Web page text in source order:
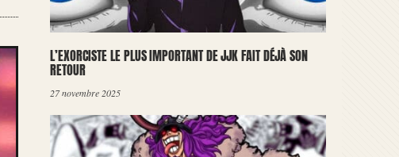
L’EXORCISTE LE PLUS IMPORTANT DE JJK FAIT DÉJÀ SON
RETOUR
27 novembre 2025